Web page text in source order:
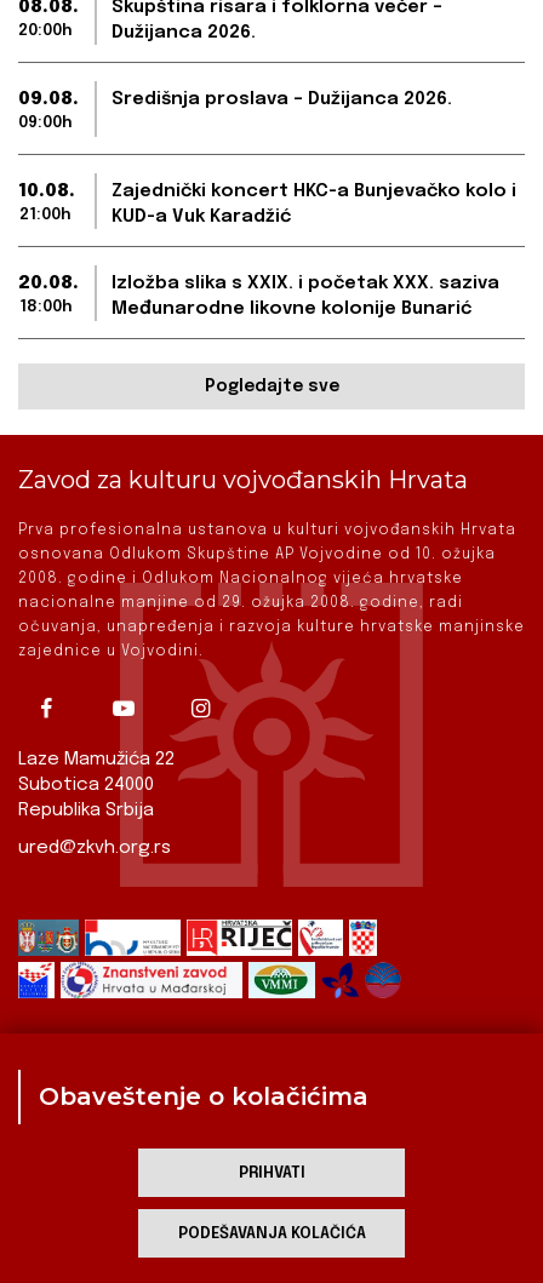
08.08.
20:00h
Skupština risara i folklorna večer –
Dužijanca 2026.
09.08.
09:00h
Središnja proslava – Dužijanca 2026.
10.08.
21:00h
Zajednički koncert HKC-a Bunjevačko kolo i
KUD-a Vuk Karadžić
20.08.
18:00h
Izložba slika s XXIX. i početak XXX. saziva
Međunarodne likovne kolonije Bunarić
Pogledajte sve
Zavod za kulturu vojvođanskih Hrvata
Prva profesionalna ustanova u kulturi vojvođanskih Hrvata
osnovana Odlukom Skupštine AP Vojvodine od 10. ožujka
2008. godine i Odlukom Nacionalnog vijeća hrvatske
nacionalne manjine od 29. ožujka 2008. godine, radi
očuvanja, unapređenja i razvoja kulture hrvatske manjinske
zajednice u Vojvodini.
Laze Mamužića 22
Subotica 24000
Republika Srbija
ured@zkvh.org.rs
Kulturna scena
Zavod za kulturu vojvođanskih Hrvata
Obaveštenje o kolačićima
PRIHVATI
PODEŠAVANJA KOLAČIĆA